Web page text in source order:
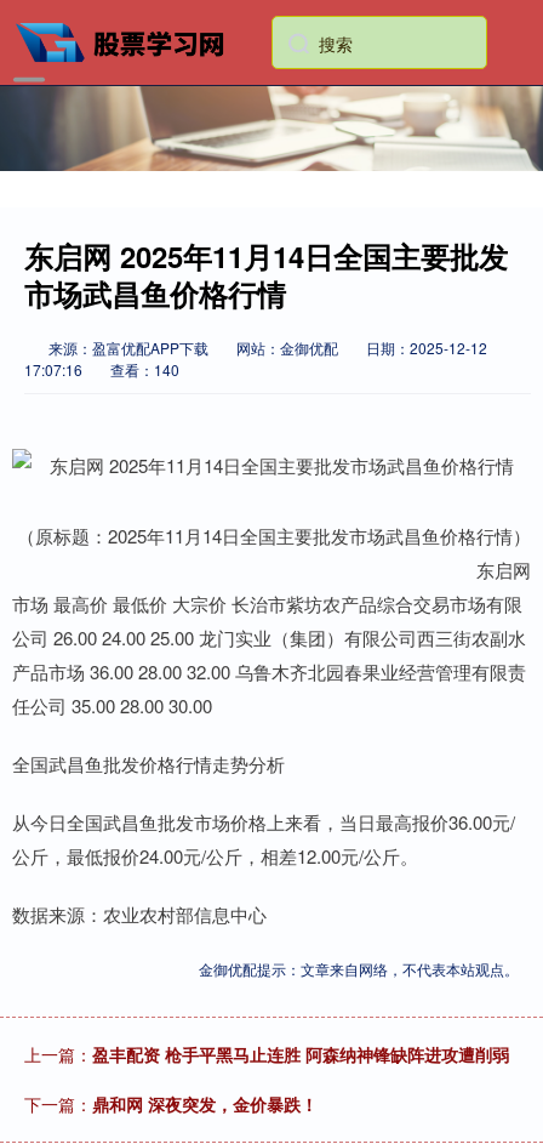
东启网 2025年11月14日全国主要批发
市场武昌鱼价格行情
来源：盈富优配APP下载 网站：金御优配
日期：2025-12-12
17:07:16
查看：140
（原标题：2025年11月14日全国主要批发市场武昌鱼价格行情）
东启网
市场 最高价 最低价 大宗价 长治市紫坊农产品综合交易市场有限
公司 26.00 24.00 25.00 龙门实业（集团）有限公司西三街农副水
产品市场 36.00 28.00 32.00 乌鲁木齐北园春果业经营管理有限责
任公司 35.00 28.00 30.00
全国武昌鱼批发价格行情走势分析
从今日全国武昌鱼批发市场价格上来看，当日最高报价36.00元/
公斤，最低报价24.00元/公斤，相差12.00元/公斤。
数据来源：农业农村部信息中心
金御优配提示：文章来自网络，不代表本站观点。
上一篇： 盈丰配资 枪手平黑马止连胜 阿森纳神锋缺阵进攻遭削弱
下一篇： 鼎和网 深夜突发，金价暴跌！